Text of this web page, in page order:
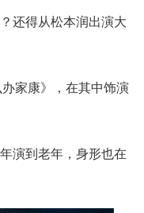
还得从松本润出演大
家康》，在其中饰演
演到老年，身形也在